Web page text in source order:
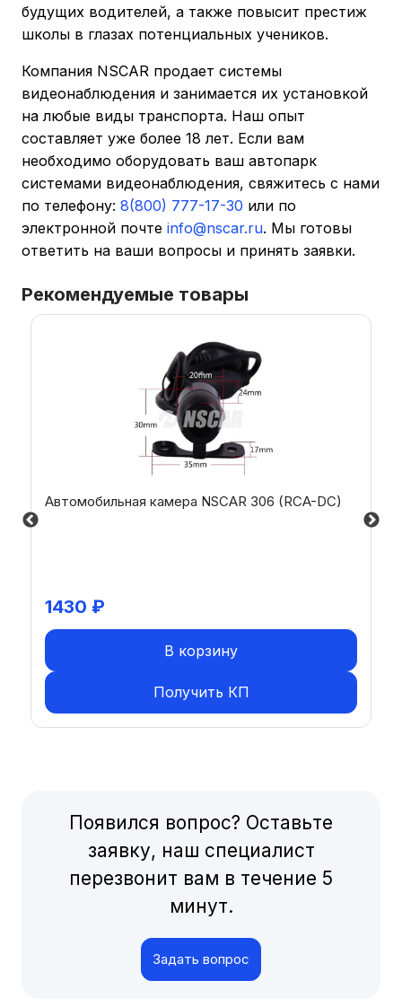
будущих водителей, а также повысит престиж
школы в глазах потенциальных учеников.
Компания NSCAR продает системы
видеонаблюдения и занимается их установкой
на любые виды транспорта. Наш опыт
составляет уже более 18 лет. Если вам
необходимо оборудовать ваш автопарк
системами видеонаблюдения, свяжитесь с нами
по телефону: 8(800) 777-17-30 или по
электронной почте info@nscar.ru. Мы готовы
ответить на ваши вопросы и принять заявки.
Рекомендуемые товары
Автомобильная камера NSCAR 306 (RCA-DC)
1430 ₽
В корзину
Получить КП
Появился вопрос? Оставьте
заявку, наш специалист
перезвонит вам в течение 5
минут.
Задать вопрос